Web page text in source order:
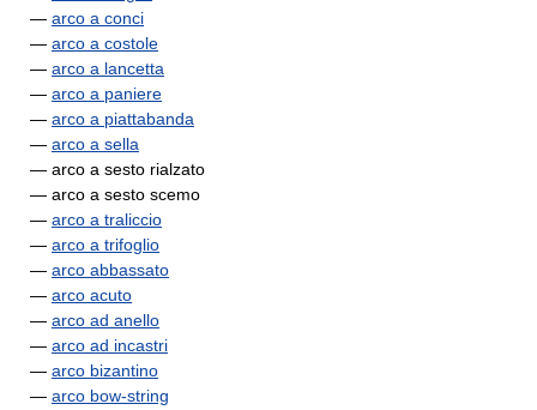
— arco a conci
— arco a costole
— arco a lancetta
— arco a paniere
— arco a piattabanda
— arco a sella
— arco a sesto rialzato
— arco a sesto scemo
— arco a traliccio
— arco a trifoglio
— arco abbassato
— arco acuto
— arco ad anello
— arco ad incastri
— arco bizantino
— arco bow-string